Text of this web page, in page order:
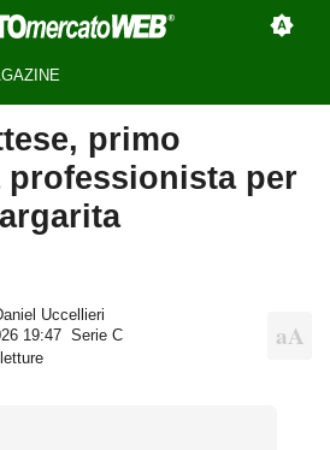
primo
per
Uccellieri
19:47
Serie C